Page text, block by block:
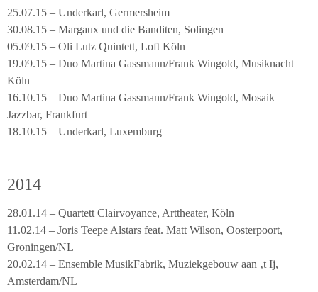
25.07.15 – Underkarl, Germersheim
30.08.15 – Margaux und die Banditen, Solingen
05.09.15 – Oli Lutz Quintett, Loft Köln
19.09.15 – Duo Martina Gassmann/Frank Wingold, Musiknacht
Köln
16.10.15 – Duo Martina Gassmann/Frank Wingold, Mosaik
Jazzbar, Frankfurt
18.10.15 – Underkarl, Luxemburg
2014
28.01.14 – Quartett Clairvoyance, Arttheater, Köln
11.02.14 – Joris Teepe Alstars feat. Matt Wilson, Oosterpoort,
Groningen/NL
20.02.14 – Ensemble MusikFabrik, Muziekgebouw aan ‚t Ij,
Amsterdam/NL